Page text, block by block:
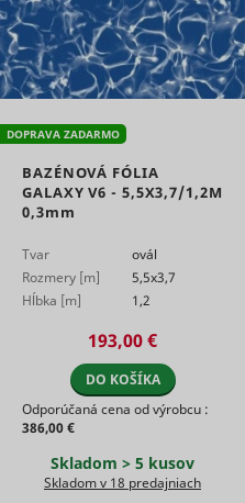
yt-icons-last-purged
ytidb::LAST_RESULT_ENTRY_KEY
YtIdbMeta#databases
DOPRAVA ZADARMO
BAZÉNOVÁ FÓLIA
GALAXY V6 - 5,5X3,7/1,2M
0,3mm
Tvar
ovál
Rozmery [m]
5,5x3,7
Hĺbka [m]
1,2
193,00 €
DO KOŠÍKA
Odporúčaná cena od výrobcu :
386,00 €
Skladom > 5 kusov
Skladom v 18 predajniach